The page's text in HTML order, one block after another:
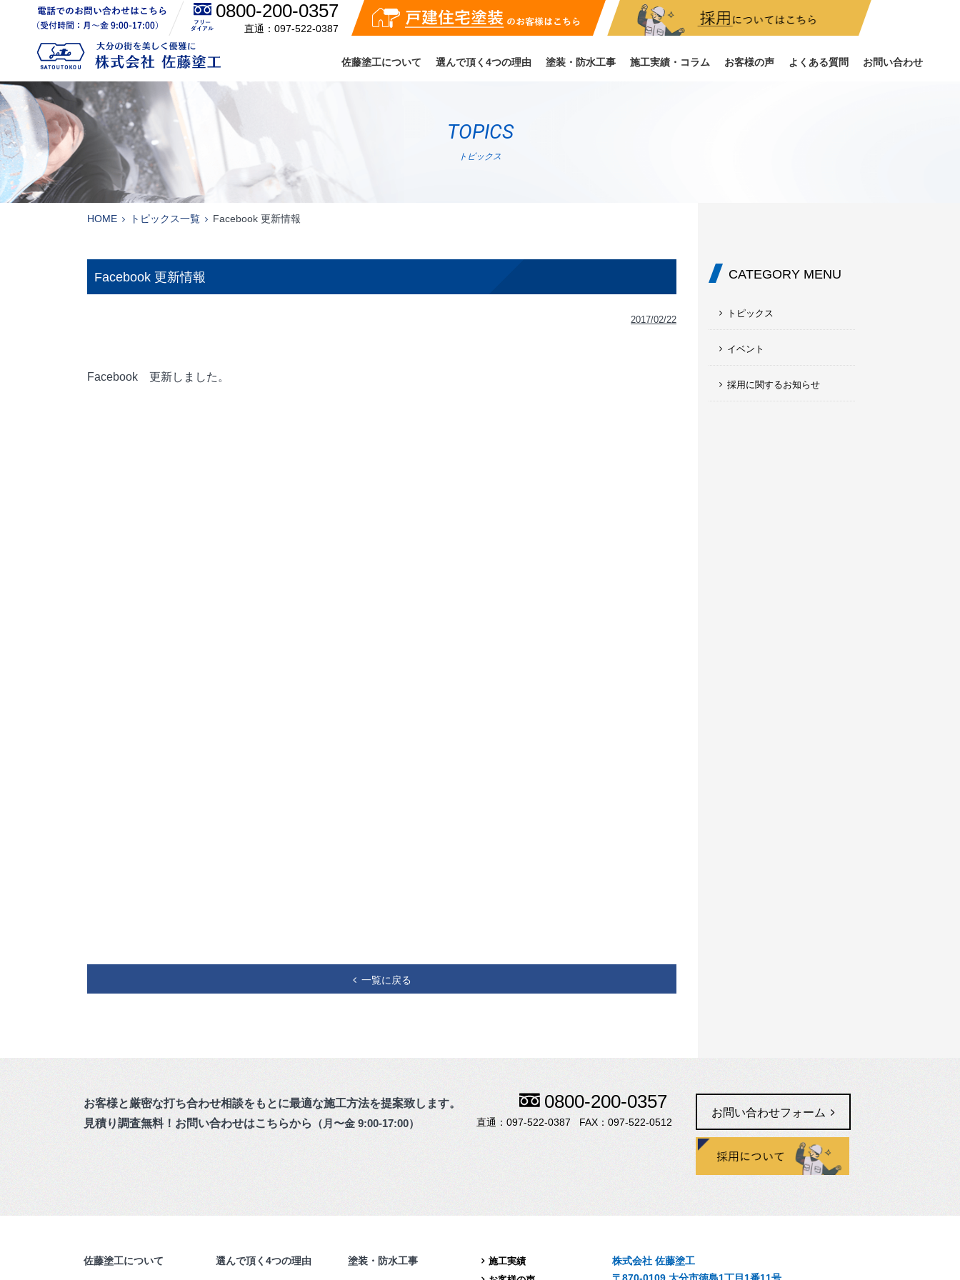
電話でのお問い合わせはこちら（受付時間：月〜金 8:00-17:00）
0800-200-0357
097-522-0387
戸建住宅塗装のお客様はこちら
佐藤塗工について 選んで頂く4つの理由 塗装・防水工事 施工実績・コラム お客様の声 よくある質問 お問い合わせ
TOPICS
トピックス
HOME トピックス一覧 Facebook 更新情報
Facebook 更新情報
2017/02/22
Facebook 更新しました。
一覧に戻る
CATEGORY MENU
トピックス
イベント
採用に関するお知らせ
お客様と厳密な打ち合わせ相談をもとに最適な施工方法を提案致します。
見積り調査無料！お問い合わせはこちらから
（月〜金 9:00-17:00）
0800-200-0357
097-522-0387 097-522-0512
お問い合わせフォーム
佐藤塗工について 選んで頂く4つの理由 塗装・防水工事
施工実績
株式会社 佐藤塗工
〒870-0109 大分市徳島1丁目1番11号